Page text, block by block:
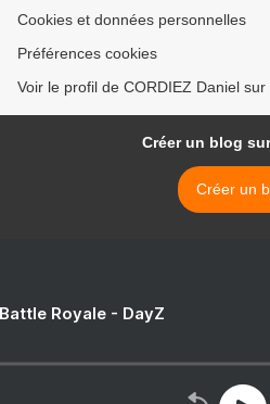
Cookies et données personnelles
Préférences cookies
Voir le profil de CORDIEZ Daniel
Créer un blog
Créer un
Royale - DayZ